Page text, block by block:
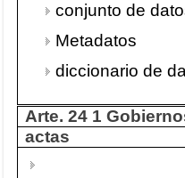
conjunto de
Metadatos
diccionario de
Arte. 24 1
actas